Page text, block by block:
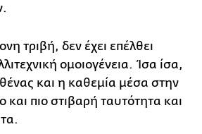
τριβή, δεν έχει επέλθει
ομοιογένεια. Ίσα ίσα,
και η καθεμία μέσα στην
πιο στιβαρή ταυτότητα και